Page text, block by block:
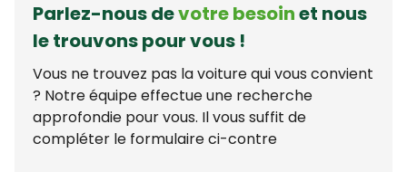
Parlez-nous devotre besoinet nous
le trouvons pour vous !
Vous ne trouvez pas la voiture qui vous convient
? Notre équipe effectue une recherche
approfondie pour vous. Il vous suffit de
compléter le formulaire ci-contre